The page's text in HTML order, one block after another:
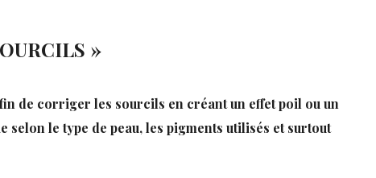
»
de corriger les sourcils en créant un effet poil ou un
le type de peau, les pigments utilisés et surtout